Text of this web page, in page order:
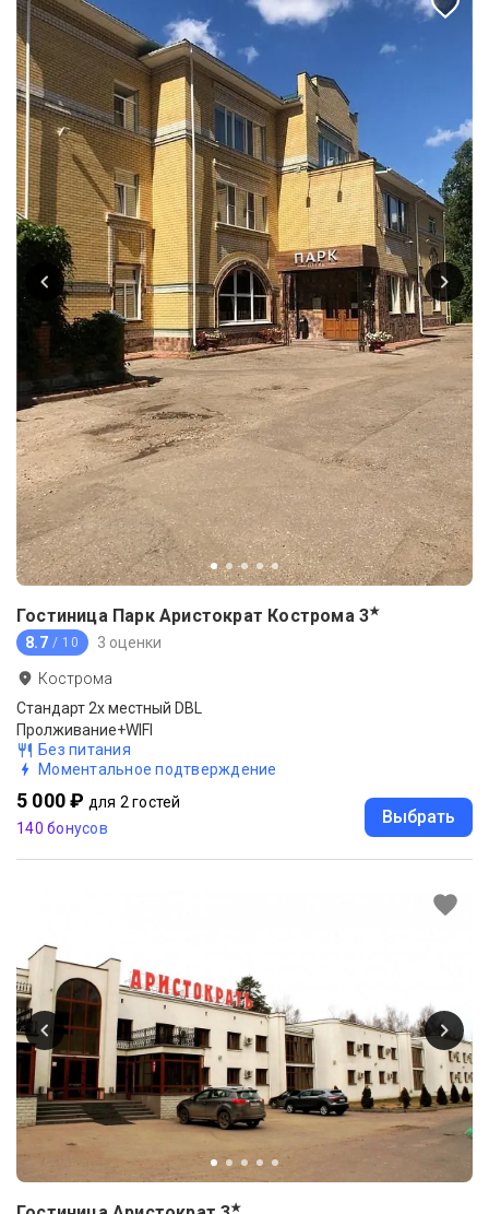
Гостиница Парк Аристократ Кострома 3★
8.7 / 10 3 оценки
Кострома
Стандарт 2х местный DBL
Пролживание+WIFI
Без питания
Моментальное подтверждение
5 000 ₽ для 2 гостей
140 бонусов
Выбрать
★